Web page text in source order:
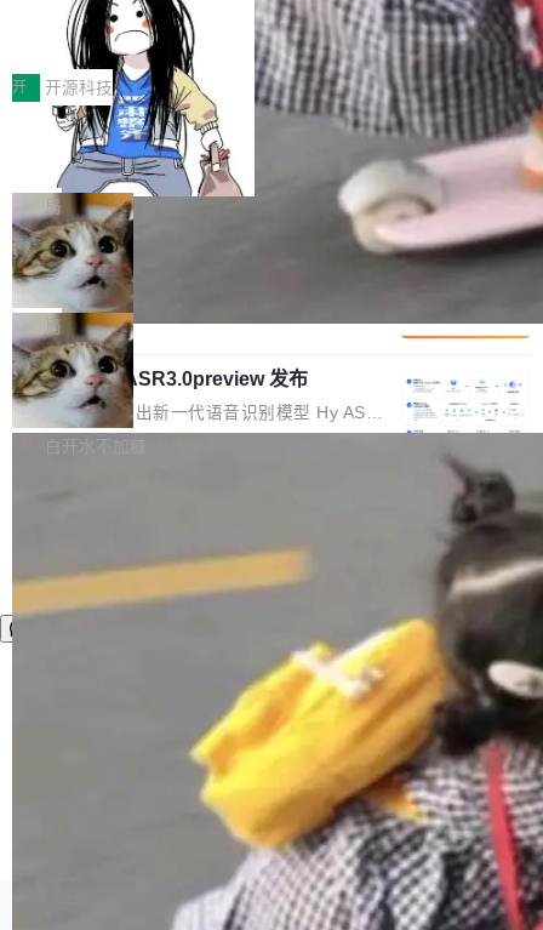
理两个方面，让用户的每一份算力都看得清、管
得住、用得稳、省得下、更安全！ 一、从现在开
始，Token使用一目...
作者）、Quoc Le（Google 大脑核心成员，Se
q2Seq 和 DocAI 的共同发明人）以及 Oriol Vin
yals（Gemini 联合负责人，AlphaSta...
耳科技研发的企业级终端编码智能体——一位全
中文驱动的数字员工，自主理解需求、规划步
骤、编写代码。不挑模型、不挑平台，curl 一行
装完即用。 开源地址：Gitee · GitCode · GitHu
b 安装 支持 Java 8+（8~26）、macOS / Linu
x / Windows / Harmony PC。 # macOS / Linu
x / Harmony PC curl -fsSL https://solon.noea
r.org/solon...
让“代码语义理解”深度释放AI Coding
价值潜能：华为云码道（CodeArts）
代码仓技术解析
一、代码仓深度理解技术的作用与价值 在软件工
程实践中，代码仓是企业核心知识资产的主要载
体。企业级代码仓库通常包含数十万乃至数百万
个文件，其规模远超单次模型调用可承载的上下
文窗口。随着项目规模的持续扩张与代码历史的
不断累积，代码仓中的模块关系、接口契约、业
务逻辑等关键信息往往分散于数十乃至数百个文
件之中，形成高度复杂的知识关联网络。传统的
代码检索手段（如关键词匹配、目录遍历）仅能
在语法层面完成文本定位，难以触及代码的语义
内涵与结构关联，导致开发者使用代码智能体在
理解大规模代码仓时面临显著"代码仓理解"瓶
颈。 代码仓深度理解服务（以下简称" CodeBas
e深度理解服务"）是华为云码道（CodeA...
开 开源科技
一条“删库”命令跑 17 小时，算法工程
师删光 89TB 数据只为干私活
最高人民检察院8月4日公布了一起案件：北京一
名90后算法工程师王某，为了给自己接的私活腾
服务器空间，删光了公司AI游戏部门的全部核心
数据。 王某2024年1月入职东城区某科技公司AI
短剧部门，有互联网大厂背景。在公司内部架构
调整期间，部门三次通知全员将数据从A集群迁
移到B集群，王某都回复了"收到"。 他没有迁移
数据。2024年9月3日下午4点，他使用此前登录
的账号密码进入A集群，输入了一条被程序员圈
称为"删库跑路"的命令——最高管理员权限、无
局
Cloudflare 分享推理优化实践：KV ca
che 量化 + 权重压缩，吞吐量提升 4
1%，成本降 30%
Kimi 和 GLM 是当前最强的大模型系列之一，但
它们有一个共同的问题：太吃显存了。月之暗面
的 Kimi K 系列和智谱的 GLM 都是长上下文、M
oE 架构的大模型，好用到让人上瘾，但 GPU 显
存永远不够用。 Cloudflare 的 Workers AI 团队
一直在跑这些模型的推理。他们在官方博客上发
整性保护。效果是：吞吐量提升 41%，每 token
成本降低 30%，精度不变。 FP8 省的不仅是显
存 KV cache 是推理时最吃显...
局
腾讯混元 Hy ASR3.0preview 发布
腾讯混元正式推出新一代语音识别模型 Hy ASR
3.0preview。基于最新一代大语言模型 Hy3 的
让语音识别不再只是听清，而是真正听懂。通过
先理解你的语境和意图，再把准确的文字直接给
到你。从“逐字转写、单点优化”演进为“理解语
境、兼容场景、一键直出”。 Hy ASR 3.0 previe
w 不要求标准普通话，方言识别覆盖粤语、吴语
等 10 大方言片区和 20 余个二级小片区。在开
源评测集中，Hy ASR 3.0 preview 在多语种的
白开水不加糖
©OSCHINA(OSChina.NET) 京ICP备2025119063号